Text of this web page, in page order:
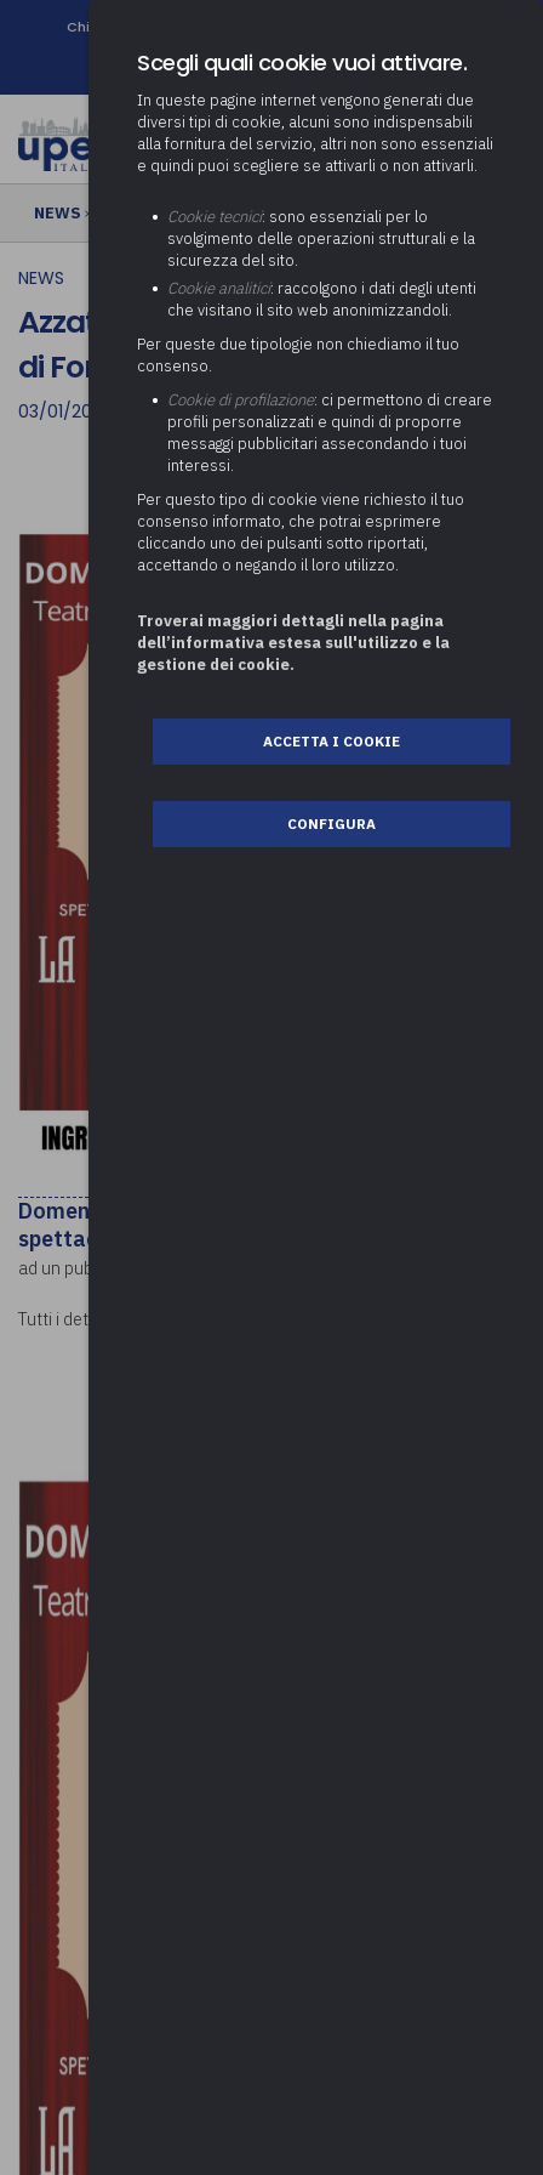
Chi siamo
Newsletter
NEWS › Azzate | Spettacolo “La vera storia di Fortunello”
NEWS
Azzate | Spettacolo “La vera storia
di Fortunello”
03/01/2023
Domenica 8 gennaio
spettacolo
ad un pubblico di
Tutti i dettagli in locandina o sul
Scegli quali cookie vuoi attivare.
In queste pagine internet vengono generati due
diversi tipi di cookie, alcuni sono indispensabili
alla fornitura del servizio, altri non sono essenziali
e quindi puoi scegliere se attivarli o non attivarli.
Cookie tecnici: sono essenziali per lo
svolgimento delle operazioni strutturali e la
sicurezza del sito.
Cookie analitici: raccolgono i dati degli utenti
che visitano il sito web anonimizzandoli.
Per queste due tipologie non chiediamo il tuo
consenso.
Cookie di profilazione: ci permettono di creare
profili personalizzati e quindi di proporre
messaggi pubblicitari assecondando i tuoi
interessi.
Per questo tipo di cookie viene richiesto il tuo
consenso informato, che potrai esprimere
cliccando uno dei pulsanti sotto riportati,
accettando o negando il loro utilizzo.
Troverai maggiori dettagli nella pagina
dell’informativa estesa sull'utilizzo e la
gestione dei cookie.
ACCETTA I COOKIE
CONFIGURA